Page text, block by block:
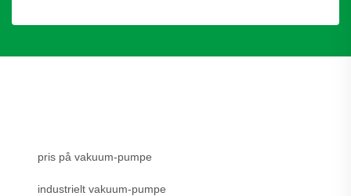
pris på vakuum-pumpe
industrielt vakuum-pumpe